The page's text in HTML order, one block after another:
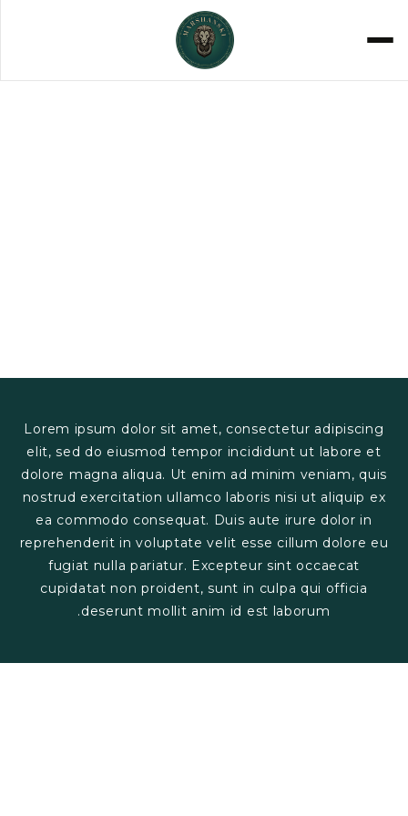
Lorem ipsum dolor sit amet, consectetur adipiscing
elit, sed do eiusmod tempor incididunt ut labore et
dolore magna aliqua. Ut enim ad minim veniam, quis
nostrud exercitation ullamco laboris nisi ut aliquip ex
ea commodo consequat. Duis aute irure dolor in
reprehenderit in voluptate velit esse cillum dolore eu
fugiat nulla pariatur. Excepteur sint occaecat
cupidatat non proident, sunt in culpa qui officia
deserunt mollit anim id est laborum.